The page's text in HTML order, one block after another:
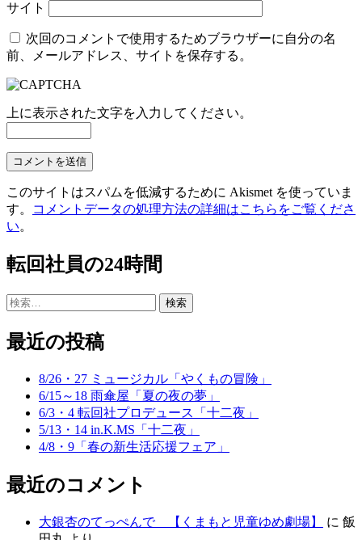
サイト
次回のコメントで使用するためブラウザーに自分の名
前、メールアドレス、サイトを保存する。
上に表示された文字を入力してください。
このサイトはスパムを低減するために Akismet を使っていま
す。
コメントデータの処理方法の詳細はこちらをご覧くださ
い。
転回社員の24時間
検
最近の投稿
8/26・27 ミュージカル「やくもの冒険」
6/15～18 雨傘屋「夏の夜の夢」
6/3・4 転回社プロデュース「十二夜」
5/13・14 in.K.MS「十二夜」
4/8・9「春の新生活応援フェア」
最近のコメント
大銀杏のてっぺんで 【くまもと児童ゆめ劇場】 に 飯